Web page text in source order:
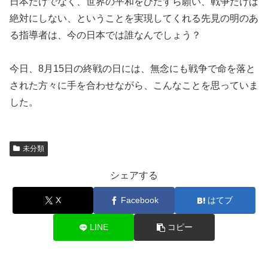
絶対にしない、ということを実現してくれる先見の明のあ
る指導者は、今の日本では誰なんでしょう？
今日、8月15日の終戦の日には、無念にも戦争で命を落と
された方々に手を合わせながら、こんなことを思っていま
した。
未分類
シェアする
X Facebook はてブ
LINE コピー